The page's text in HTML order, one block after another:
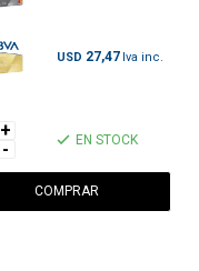
USD 27,47
+
-
EN STOCK